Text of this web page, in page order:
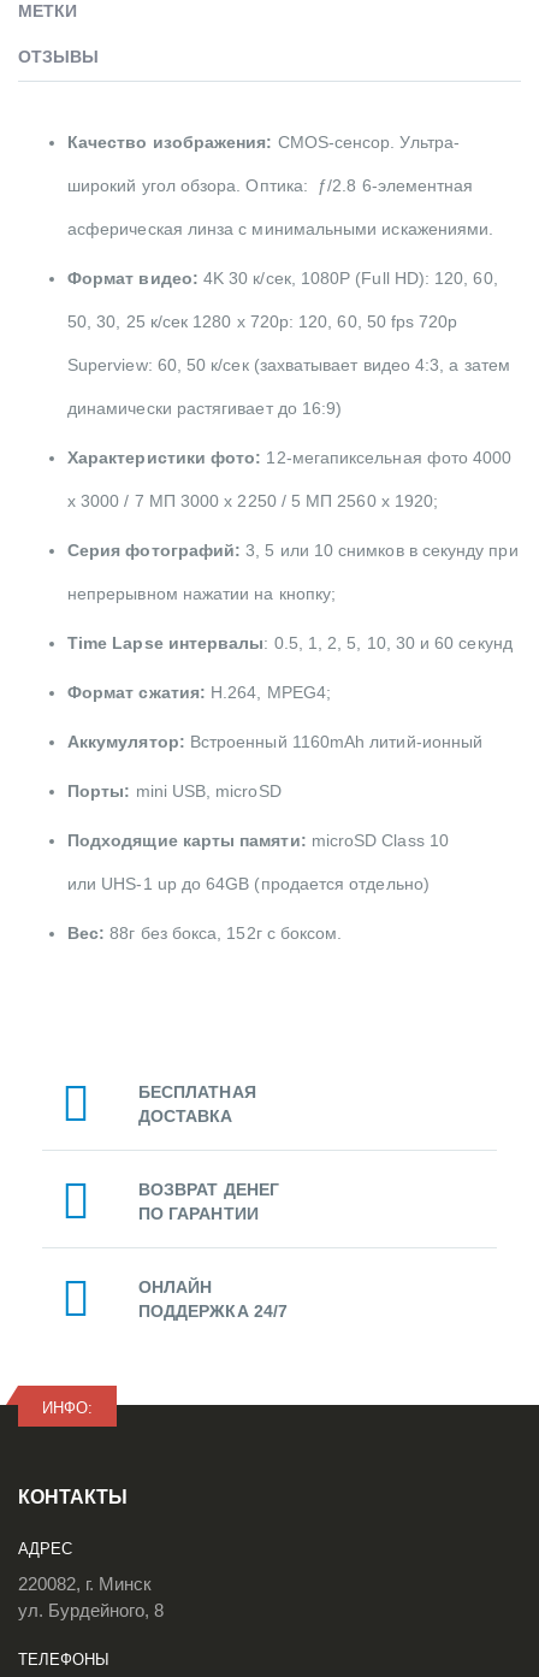
МЕТКИ
ОТЗЫВЫ
Качество изображения: CMOS-сенсор. Ультра-
широкий угол обзора. Оптика: ƒ/2.8 6-элементная
асферическая линза с минимальными искажениями.
Формат видео: 4K 30 к/сек, 1080P (Full HD): 120, 60,
50, 30, 25 к/сек 1280 х 720p: 120, 60, 50 fps 720р
Superview: 60, 50 к/сек (захватывает видео 4:3, а затем
динамически растягивает до 16:9)
Характеристики фото: 12-мегапиксельная фото 4000
x 3000 / 7 МП 3000 x 2250 / 5 МП 2560 x 1920;
Серия фотографий: 3, 5 или 10 снимков в секунду при
непрерывном нажатии на кнопку;
Time Lapse интервалы: 0.5, 1, 2, 5, 10, 30 и 60 секунд
Формат сжатия: H.264, MPEG4;
Аккумулятор: Встроенный 1160mAh литий-ионный
Порты: mini USB, microSD
Подходящие карты памяти: microSD Class 10
или UHS-1 up до 64GB (продается отдельно)
Вес: 88г без бокса, 152г с боксом.
БЕСПЛАТНАЯ
ДОСТАВКА
ВОЗВРАТ ДЕНЕГ
ПО ГАРАНТИИ
ОНЛАЙН
ПОДДЕРЖКА 24/7
ИНФО:
КОНТАКТЫ
АДРЕС
220082, г. Минск
ул. Бурдейного, 8
ТЕЛЕФОНЫ